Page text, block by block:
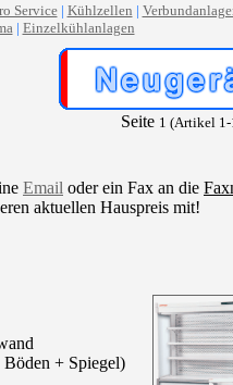
Service| Kühlzellen |
| Einzelkühlanlagen
Seite 1 (Artikel
Email oder ein Fax an die
aktuellen Hauspreis mit!
+ Spiegel)